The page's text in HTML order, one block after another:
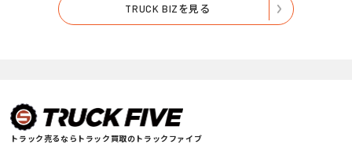
TRUCK BIZを見る
トラック売るならトラック買取のトラックファイブ